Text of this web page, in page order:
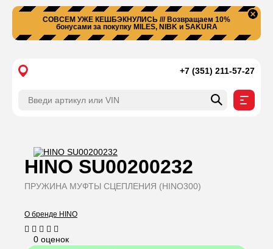
СОВСЕМ УЖЕ КЕШБЭКНУЛИСЬ /// Возвращаем 10%
бонусами за покупку MILES, NIBK и SAKURA
+7 (351) 211-57-27
О бренде HINO
0 оценок
HINO SU00200232
ПРУЖИНА МУФТЫ СЦЕПЛЕНИЯ (HINO300)